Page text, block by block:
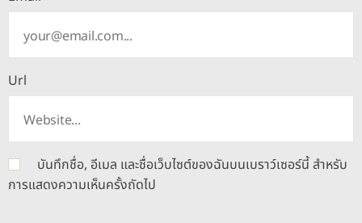
Url
บันทึกชื่อ, อีเมล และชื่อเว็บไซต์ของฉันบนเบราว์เซอร์นี้ สำหรับ
การแสดงความเห็นครั้งถัดไป